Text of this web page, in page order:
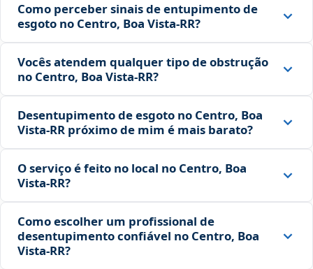
Como perceber sinais de entupimento de
esgoto no Centro, Boa Vista‑RR?
Vocês atendem qualquer tipo de obstrução
no Centro, Boa Vista‑RR?
Desentupimento de esgoto no Centro, Boa
Vista‑RR próximo de mim é mais barato?
O serviço é feito no local no Centro, Boa
Vista‑RR?
Como escolher um profissional de
desentupimento confiável no Centro, Boa
Vista‑RR?